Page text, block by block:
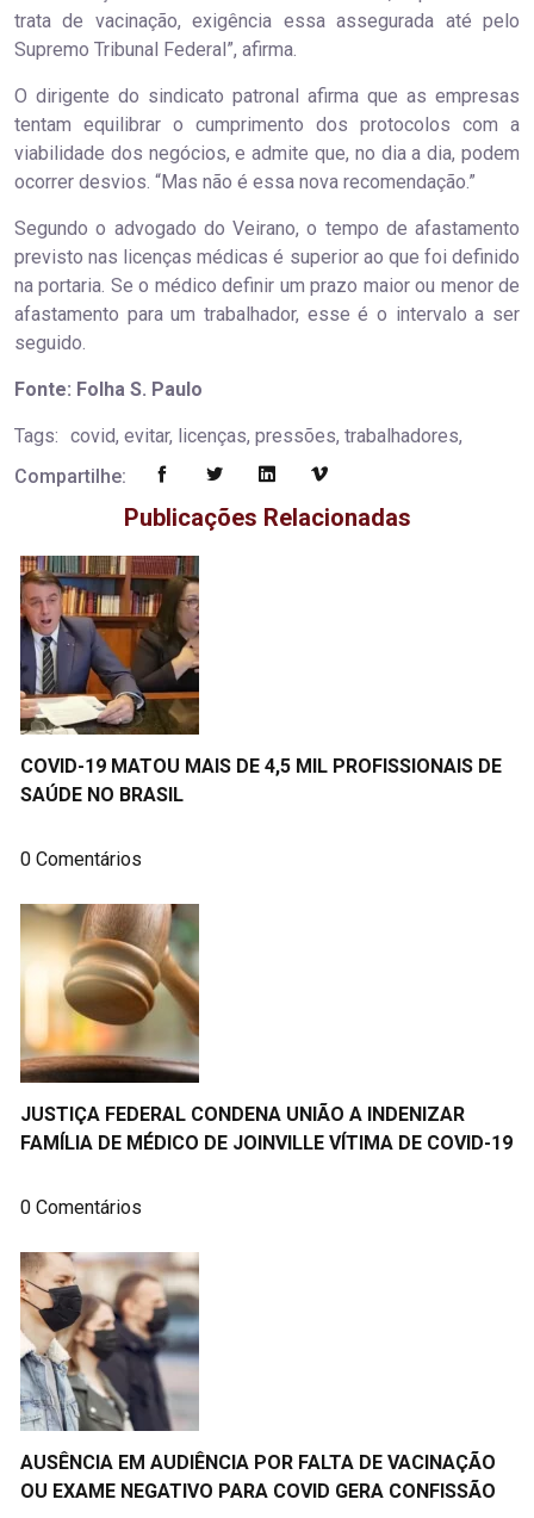
trata de vacinação, exigência essa assegurada até pelo
Supremo Tribunal Federal”, afirma.
O dirigente do sindicato patronal afirma que as empresas
tentam equilibrar o cumprimento dos protocolos com a
viabilidade dos negócios, e admite que, no dia a dia, podem
ocorrer desvios. “Mas não é essa nova recomendação.”
Segundo o advogado do Veirano, o tempo de afastamento
previsto nas licenças médicas é superior ao que foi definido
na portaria. Se o médico definir um prazo maior ou menor de
afastamento para um trabalhador, esse é o intervalo a ser
seguido.
Fonte: Folha S. Paulo
Tags: covid, evitar, licenças, pressões, trabalhadores,
Compartilhe:
Publicações Relacionadas
COVID-19 MATOU MAIS DE 4,5 MIL PROFISSIONAIS DE
SAÚDE NO BRASIL
0 Comentários
JUSTIÇA FEDERAL CONDENA UNIÃO A INDENIZAR
FAMÍLIA DE MÉDICO DE JOINVILLE VÍTIMA DE COVID-19
0 Comentários
AUSÊNCIA EM AUDIÊNCIA POR FALTA DE VACINAÇÃO
OU EXAME NEGATIVO PARA COVID GERA CONFISSÃO